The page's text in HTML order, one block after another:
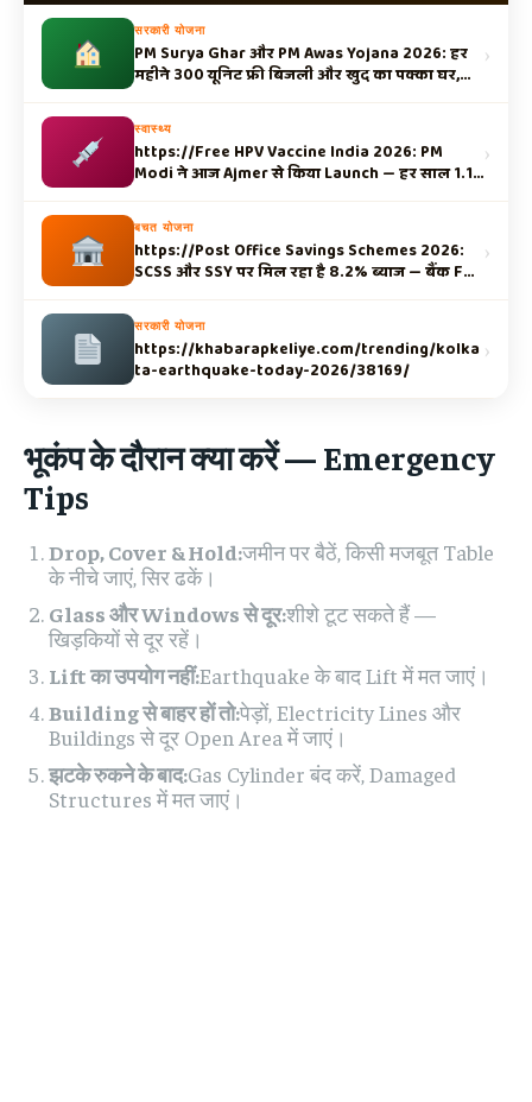
सरकारी योजना
PM Surya Ghar और PM Awas Yojana 2026: हर
महीने 300 यूनिट फ्री बिजली और खुद का पक्का घर,
›
स्वास्थ्य
https://Free HPV Vaccine India 2026: PM
Modi ने आज Ajmer से किया Launch — हर साल 1.15
›
बचत योजना
https://Post Office Savings Schemes 2026:
SCSS और SSY पर मिल रहा है 8.2% ब्याज — बैंक FD
›
सरकारी योजना
https://khabarapkeliye.com/trending/kolka
ta-earthquake-today-2026/38169/
›
भूकंप के दौरान क्या करें — Emergency
Tips
Drop, Cover & Hold:जमीन पर बैठें, किसी मजबूत Table
के नीचे जाएं, सिर ढकें।
Glass और Windows से दूर:शीशे टूट सकते हैं —
खिड़कियों से दूर रहें।
Lift का उपयोग नहीं:Earthquake के बाद Lift में मत जाएं।
Building से बाहर हों तो:पेड़ों, Electricity Lines और
Buildings से दूर Open Area में जाएं।
झटके रुकने के बाद:Gas Cylinder बंद करें, Damaged
Structures में मत जाएं।